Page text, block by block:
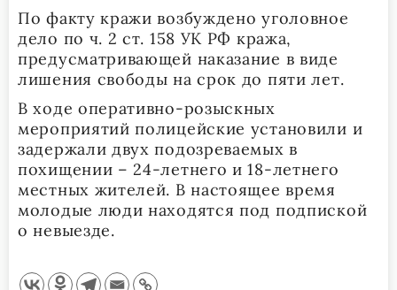
По факту кражи возбуждено уголовное
дело по ч. 2 ст. 158 УК РФ кража,
предусматривающей наказание в виде
лишения свободы на срок до пяти лет.
В ходе оперативно-розыскных
мероприятий полицейские установили и
задержали двух подозреваемых в
похищении – 24-летнего и 18-летнего
местных жителей. В настоящее время
молодые люди находятся под подпиской
о невыезде.